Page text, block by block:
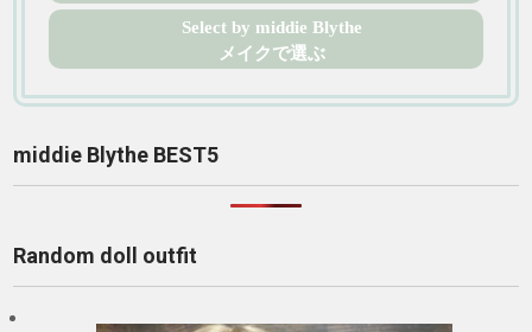
Select by middie Blythe
メイクで選ぶ
middie Blythe BEST5
Random doll outfit